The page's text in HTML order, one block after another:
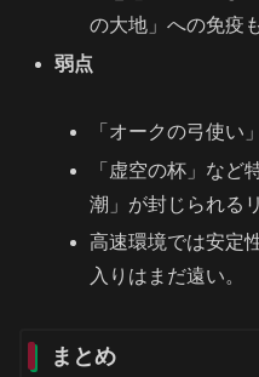
の大地」への免疫
弱点
「オークの弓使い
「虚空の杯」など
潮」が封じられる
高速環境では安定
入りはまだ遠い。
まとめ